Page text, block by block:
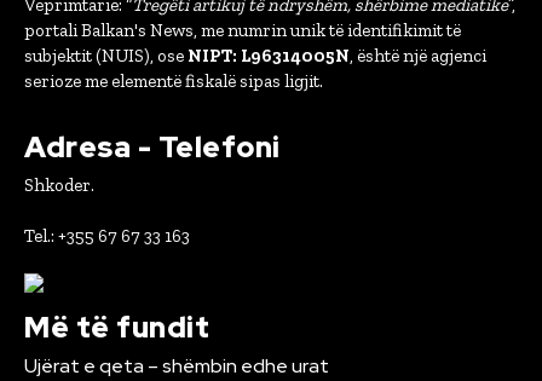
Veprimtarie: “Tregëti artikuj të ndryshëm, shërbime mediatike”,
portali Balkan's News, me numrin unik të identifikimit të
subjektit (NUIS), ose NIPT: L96314005N, është një agjenci
serioze me elementë fiskalë sipas ligjit.
Adresa - Telefoni
Shkoder.
Tel.: +355 67 67 33 163
Më të fundit
Ujërat e qeta – shëmbin edhe urat